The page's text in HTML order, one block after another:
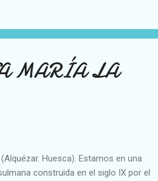
también sobre un gran cenote de
MARÍA LA
Huesca). Estamos en una
construida en el siglo IX por el